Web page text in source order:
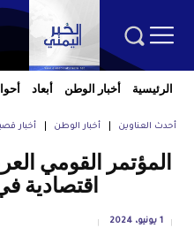
الرئيسية أخبار الوطن أبعاد
أحدث العناوين أخبار الوطن أخبار
المؤتمر القومي
اقتصادية
1 يونيو، 2024